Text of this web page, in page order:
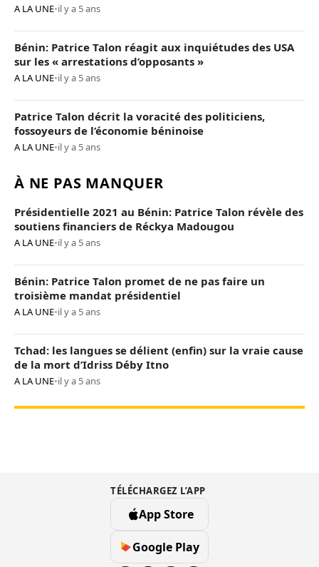
A LA UNE•il y a 5 ans
Bénin: Patrice Talon réagit aux inquiétudes des USA
sur les « arrestations d’opposants »
A LA UNE•il y a 5 ans
Patrice Talon décrit la voracité des politiciens,
fossoyeurs de l’économie béninoise
A LA UNE•il y a 5 ans
À NE PAS MANQUER
Présidentielle 2021 au Bénin: Patrice Talon révèle des
soutiens financiers de Réckya Madougou
A LA UNE•il y a 5 ans
Bénin: Patrice Talon promet de ne pas faire un
troisième mandat présidentiel
A LA UNE•il y a 5 ans
Tchad: les langues se délient (enfin) sur la vraie cause
de la mort d’Idriss Déby Itno
A LA UNE•il y a 5 ans
TÉLÉCHARGEZ L’APP
App Store
Google Play